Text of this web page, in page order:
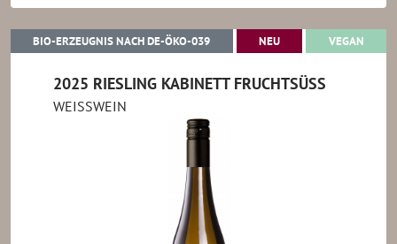
BIO-ERZEUGNIS NACH DE-ÖKO-039BIO-ERZEUGNIS NACH DE-ÖKO-039
NEUNEU VEGAN
2025 RIESLING KABINETT FRUCHTSÜSS
WEISSWEIN